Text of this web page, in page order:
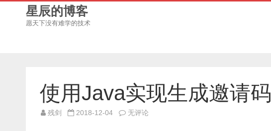
星辰的博客
愿天下没有难学的技术
使用Java实现生成邀请码
残剑 2018-12-04
使
无评论